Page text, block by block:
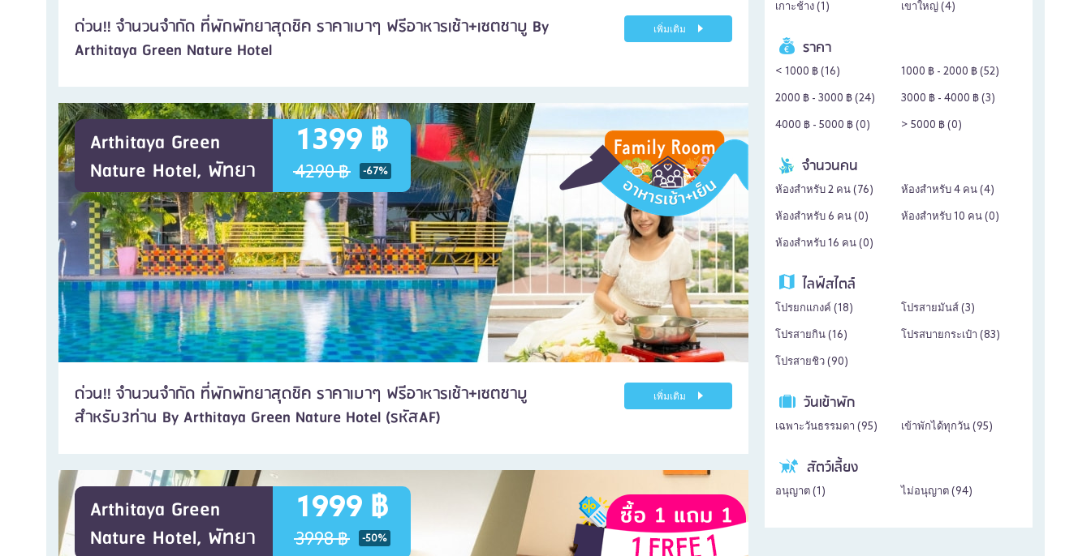
ด่วน!! จำนวนจำกัด ที่พักพัทยาสุดชิค ราคาเบาๆ ฟรีอาหารเช้า+เซตชาบู By
Arthitaya Green Nature Hotel
เพิ่มเติม
Arthitaya Green
Nature Hotel, พัทยา
1399 ฿
4290 ฿ -67%
ด่วน!! จำนวนจำกัด ที่พักพัทยาสุดชิค ราคาเบาๆ ฟรีอาหารเช้า+เซตชาบู
สำหรับ3ท่าน By Arthitaya Green Nature Hotel (รหัสAF)
เพิ่มเติม
Arthitaya Green
Nature Hotel, พัทยา
1999 ฿
3998 ฿ -50%
เกาะช้าง (1 ) เขาใหญ่ (4)
ราคา
< 1000 ฿ (16) 1000 ฿ - 2000 ฿ (52)
2000 ฿ - 3000 ฿ (24) 3000 ฿ - 4000 ฿ (3)
4000 ฿ - 5000 ฿ (0) > 5000 ฿ (0)
จำนวนคน
ห้องสำหรับ 2 คน ( 76) ห้องสำหรับ 4 คน (4)
ห้องสำหรับ 6 คน (0) ห้องสำหรับ 10 คน (0)
ห้องสำหรับ 16 คน (0)
ไลฟ์สไตล์
โปรยกแกงค์ (18) โปรสายมันส์ (3)
โปรสายกิน (16) โปรสบายกระเป๋า (83)
โปรสายชิว ( 90)
วันเข้าพัก
เฉพาะวันธรรมดา ( 95) เข้าพักได้ทุกวัน ( 95)
สัตว์เลี้ยง
อนุญาต (1 ) ไม่อนุญาต ( 94)